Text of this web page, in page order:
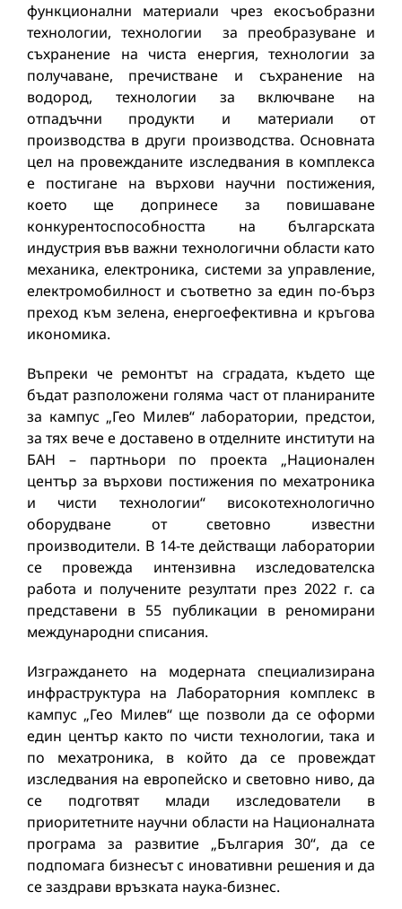
функционални материали чрез екосъобразни
технологии, технологии за преобразуване и
съхранение на чиста енергия, технологии за
получаване, пречистване и съхранение на
водород, технологии за включване на
отпадъчни продукти и материали от
производства в други производства. Основната
цел на провежданите изследвания в комплекса
е постигане на върхови научни постижения,
което ще допринесе за повишаване
конкурентоспособността на българската
индустрия във важни технологични области като
механика, електроника, системи за управление,
електромобилност и съответно за един по-бърз
преход към зелена, енергоефективна и кръгова
икономика.
Въпреки че ремонтът на сградата, където ще
бъдат разположени голяма част от планираните
за кампус „Гео Милев“ лаборатории, предстои,
за тях вече е доставено в отделните институти на
БАН – партньори по проекта „Национален
център за върхови постижения по мехатроника
и чисти технологии“ високотехнологично
оборудване от световно известни
производители. В 14-те действащи лаборатории
се провежда интензивна изследователска
работа и получените резултати през 2022 г. са
представени в 55 публикации в реномирани
международни списания.
Изграждането на модерната специализирана
инфраструктура на Лабораторния комплекс в
кампус „Гео Милев“ ще позволи да се оформи
един център както по чисти технологии, така и
по мехатроника, в който да се провеждат
изследвания на европейско и световно ниво, да
се подготвят млади изследователи в
приоритетните научни области на Националната
програма за развитие „България 30“, да се
подпомага бизнесът с иновативни решения и да
се заздрави връзката наука-бизнес.